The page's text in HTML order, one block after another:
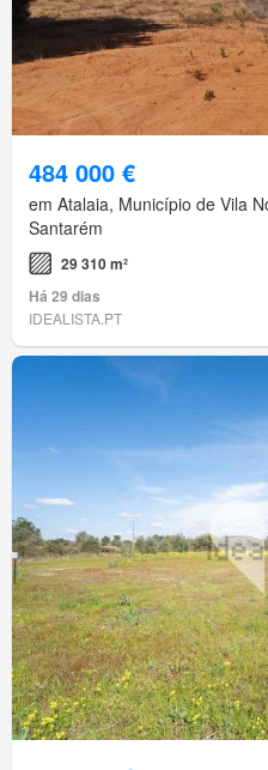
484 000 €
em Atalaia, Município de Vila
Santarém
29 310 m²
Há 29 dias
IDEALISTA.PT